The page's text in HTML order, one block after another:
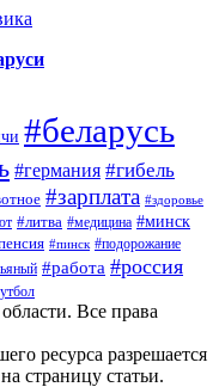
#беларусь
#германия #гибель
#зарплата #здоровье
#литва #медицина #минск
#пинск #подорожание
#работа #россия
Все права
ресурса разрешается
страницу статьи.